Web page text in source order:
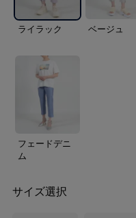
ライラック ベージュ
フェードデニ
ム
サイズ選択